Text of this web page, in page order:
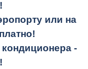
или на
кондиционера -